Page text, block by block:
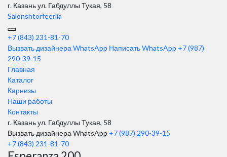
г. Казаньул. Габдуллы Тукая, 58
Salonshtorfeeriia
+7 (843) 231-81-70
Вызвать дизайнера WhatsApp Написать WhatsApp +7 (987)
290-39-15
Главная
Каталог
Карнизы
Наши работы
Контакты
г. Казань ул. Габдуллы Тукая, 58
Вызвать дизайнера WhatsApp +7 (987) 290-39-15
+7 (843) 231-81-70